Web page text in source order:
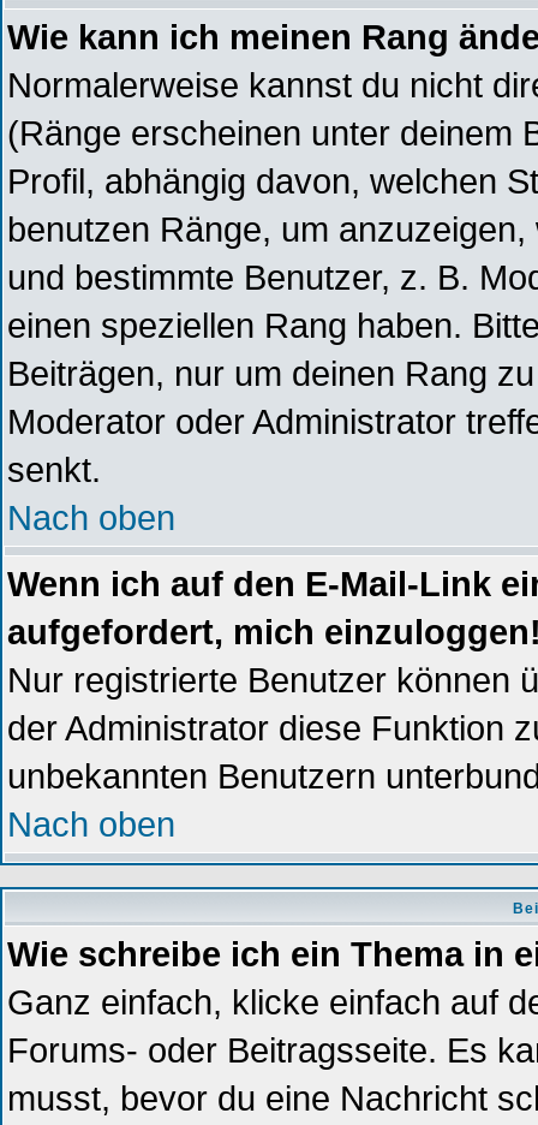
Wie kann ich meinen Rang
Normalerweise kannst du nicht
(Ränge erscheinen unter deinem
Profil, abhängig davon, welchen
benutzen Ränge, um
und bestimmte Benutzer, z. B.
einen speziellen Rang haben.
Beiträgen, nur um deinen Rang
Moderator oder Administrator
senkt.
Nach oben
Wenn ich auf den E-Mail-Link
aufgefordert, mich
Nur registrierte Benutzer können
der Administrator diese Funktion
unbekannten Benutzern
Nach oben
Wie schreibe ich ein Thema in
Ganz einfach, klicke einfach auf
Forums- oder Beitragsseite. Es
musst, bevor du eine Nachricht